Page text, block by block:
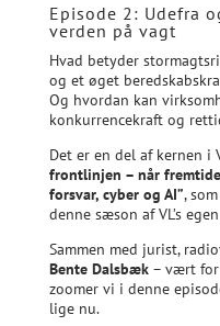
Episode 2: Udefra
verden på vagt
Hvad betyder
og et øget
Og hvordan kan
konkurrencekraft og
Det er en del af kernen i
frontlinjen – når
forsvar, cyber og AI”,
denne sæson af VL’s
Sammen med jurist,
Bente Dalsbæk– vært for
zoomer vi i denne
lige nu.